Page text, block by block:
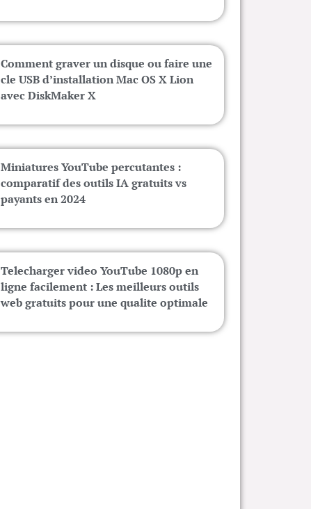
Comment graver un disque ou faire une
cle USB d’installation Mac OS X Lion
avec DiskMaker X
Miniatures YouTube percutantes :
comparatif des outils IA gratuits vs
payants en 2024
Telecharger video YouTube 1080p en
ligne facilement : Les meilleurs outils
web gratuits pour une qualite optimale